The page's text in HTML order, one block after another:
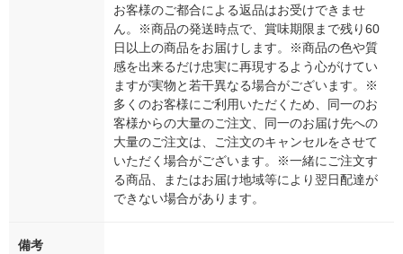
お客様のご都合による返品はお受けできませ
ん。※商品の発送時点で、賞味期限まで残り60
日以上の商品をお届けします。※商品の色や質
感を出来るだけ忠実に再現するよう心がけてい
ますが実物と若干異なる場合がございます。※
多くのお客様にご利用いただくため、同一のお
客様からの大量のご注文、同一のお届け先への
大量のご注文は、ご注文のキャンセルをさせて
いただく場合がございます。※一緒にご注文す
る商品、またはお届け地域等により翌日配達が
できない場合があります。
備考